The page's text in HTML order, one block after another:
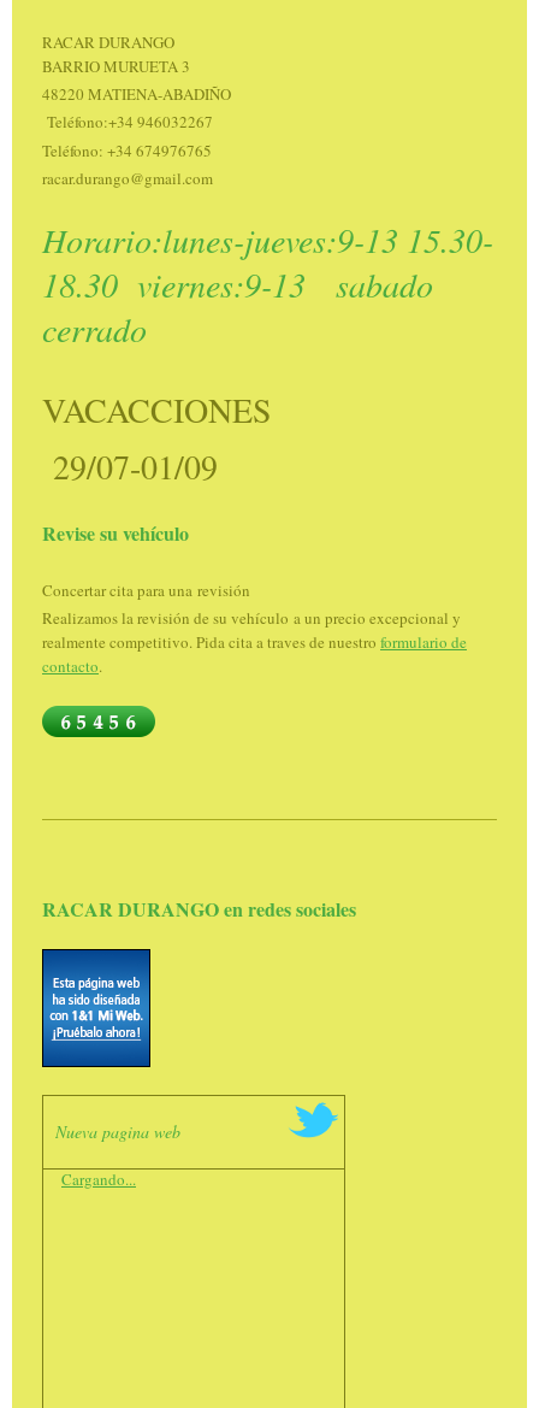
RACAR DURANGO
BARRIO MURUETA 3
48220 MATIENA-ABADIÑO
Teléfono:+34 946032267
Teléfono: +34 674976765
racar.durango@gmail.com
Horario:lunes-jueves:9-13 15.30-
18.30 viernes:9-13 sabado
cerrado
VACACCIONES
29/07-01/09
Revise su vehículo
Concertar cita para una revisión
Realizamos la revisión de su vehículo a un precio excepcional y
realmente competitivo. Pida cita a traves de nuestro formulario de
contacto.
RACAR DURANGO en redes sociales
Nueva pagina web
Cargando...